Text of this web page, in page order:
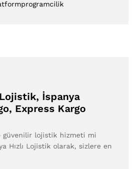
Lojistik, İspanya
Express Kargo
güvenilir lojistik hizmeti mi
Hızlı Lojistik olarak, sizlere en